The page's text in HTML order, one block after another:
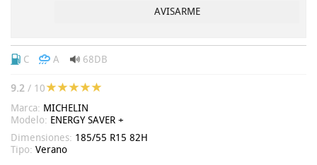
C A 68DB
9.2 / 10
Marca: MICHELIN
Modelo: ENERGY SAVER +
Dimensiones: 185/55 R15 82H
Tipo: Verano